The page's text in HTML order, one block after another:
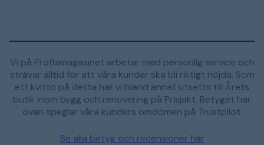
Vi på Proffsmagasinet arbetar med personlig service och
strävar alltid för att våra kunder ska bli riktigt nöjda. Som
ett kvitto på detta har vi bland annat utsetts till Årets
butik inom bygg och renovering på Prisjakt. Betyget här
ovan speglar våra kunders omdömen på Trustpilot.
Se alla betyg och recensioner här